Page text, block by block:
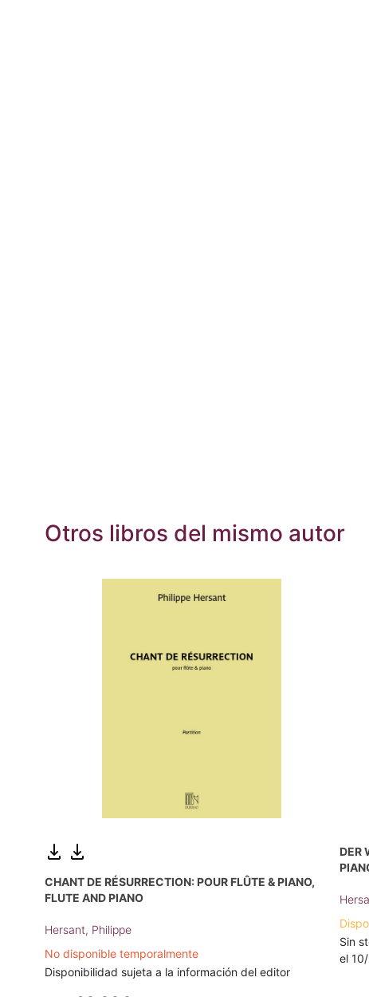
Otros libros del mismo autor
CHANT DE RÉSURRECTION: POUR FLÛTE & PIANO,
FLUTE AND PIANO
Hersant, Philippe
No disponible temporalmente
Disponibilidad sujeta a la información del editor
DER
Sin
el